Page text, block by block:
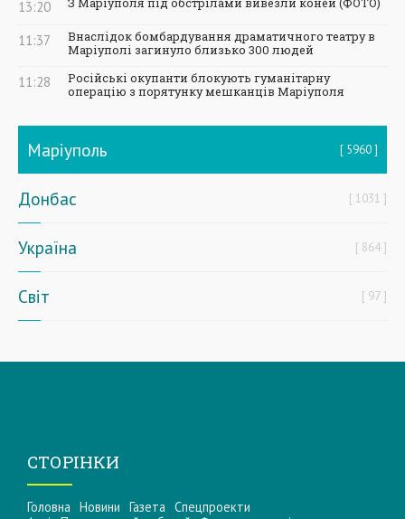
13:20
11:37
Внаслідок бомбардування драматичного театру в
Маріуполі загинуло близько 300 людей
11:28
Російські окупанти блокують гуманітарну
операцію з порятунку мешканців Маріуполя
Маріуполь 5960
Донбас 1031
Україна 864
Світ 97
СТОРІНКИ
Головна Новини Газета Спецпроекти